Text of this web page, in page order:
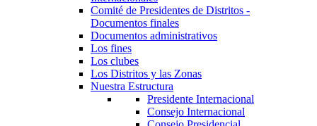
Comité de Presidentes de Distritos -
Documentos finales
Documentos administrativos
Los fines
Los clubes
Los Distritos y las Zonas
Nuestra Estructura
Presidente Internacional
Consejo Internacional